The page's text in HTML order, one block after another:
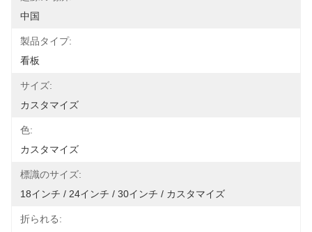
中国
製品タイプ:
看板
サイズ:
カスタマイズ
色:
カスタマイズ
標識のサイズ:
18インチ / 24インチ / 30インチ / カスタマイズ
折られる: